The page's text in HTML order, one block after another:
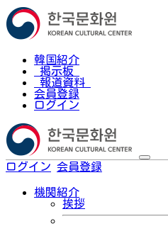
韓国紹介
掲示板
報道資料
会員登録
ログイン
ログイン 会員登録
機関紹介
挨拶